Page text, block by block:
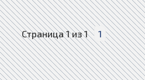
Страница1из1 1